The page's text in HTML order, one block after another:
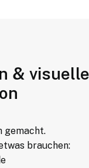
& visuelle
gemacht.
brauchen: